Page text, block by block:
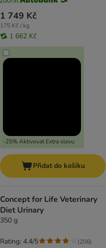
1 749 Kč
175 Kč / kg
1 662 Kč
-25% Aktivovat Extra slevu
Přidat do košíku
Concept for Life Veterinary
Diet Urinary
350 g
Rating: 4.4/5 (206)